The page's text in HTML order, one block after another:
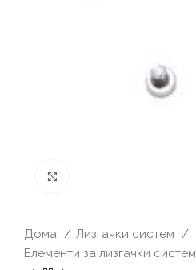
Дома
Лизгачки систем
Елементи за лизгачки систем